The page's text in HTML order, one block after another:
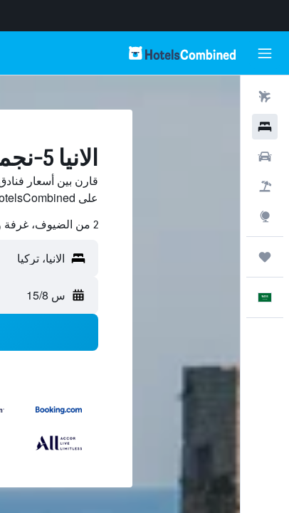
الانيا 5-نجمة فنادق
على HotelsCombined.
2 من الضيوف، غرفة واحدة
س 15/8